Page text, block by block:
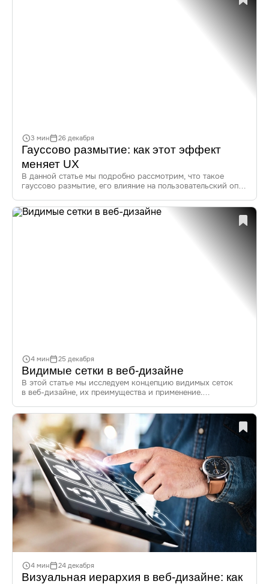
Гауссово размытие: как этот эффект
меняет UX
В данной статье мы подробно рассмотрим, что такое
гауссово размытие, его влияние на пользовательский опыт
и инструменты для создания эффектов размытия. Узнайте,
как грамотно использовать этот эффект для улучшения
3 мин 26 декабря
Видимые сетки в веб-дизайне
В этой статье мы исследуем концепцию видимых сеток
в веб-дизайне, их преимущества и применение.
трендов читатели получат ценные рекомендации
по структурированию контента и созданию дизайна
на основе видимых сеток.
4 мин 25 декабря
Визуальная иерархия в веб-дизайне: как
4 мин 24 декабря